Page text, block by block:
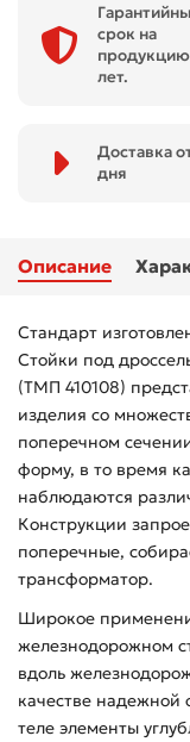
срок на
лет.
Доставка
дня
Описание
Стандарт
Стойки под
(ТМП 410108)
изделия со
поперечном
форму, в то время
наблюдаются
Конструкции
поперечные,
трансформатор.
Широкое
железнодорожном
вдоль
качестве надежной
теле элементы